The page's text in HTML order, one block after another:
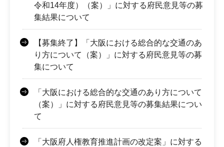
令和14年度）（案）」に対する府民意見等の募
集結果について
【募集終了】「大阪における総合的な交通のあ
り方について（案）」に対する府民意見等の募
集について
「大阪における総合的な交通のあり方について
（案）」に対する府民意見等の募集結果につい
て
「大阪府人権教育推進計画の改定案」に対する